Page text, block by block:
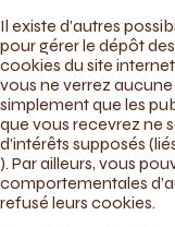
Il existe d’autres
pour gérer le dépôt
cookies du site
vous ne verrez
simplement que les
que vous recevrez ne
d’intérêts supposés
). Par ailleurs, vous
comportementales
refusé leurs cookies.